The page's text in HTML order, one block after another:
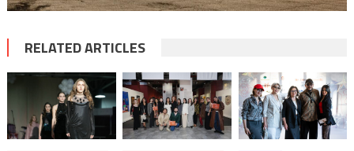
RELATED ARTICLES